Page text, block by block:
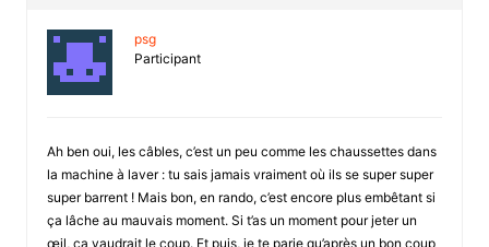
psg
Participant
Ah ben oui, les câbles, c’est un peu comme les chaussettes dans
la machine à laver : tu sais jamais vraiment où ils se super super
super barrent ! Mais bon, en rando, c’est encore plus embêtant si
ça lâche au mauvais moment. Si t’as un moment pour jeter un
œil, ça vaudrait le coup. Et puis, je te parie qu’après un bon coup